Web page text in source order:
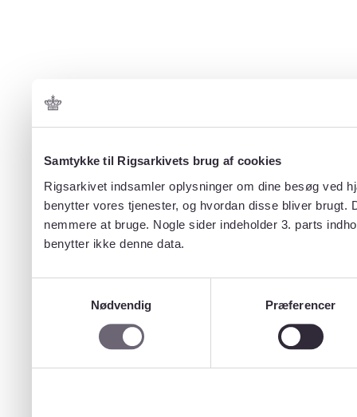
Samtykke til Rigsarkivets brug af cookies
Rigsarkivet indsamler oplysninger om dine besøg ved
benytter vores tjenester, og hvordan disse bliver
nemmere at bruge. Nogle sider indeholder 3. parts
benytter ikke denne data.
Nødvendig
Præferencer